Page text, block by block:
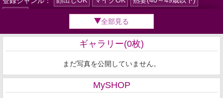
全部見る
ギャラリー(0枚)
m
o
まだ写真を公開していません。
MySHOP